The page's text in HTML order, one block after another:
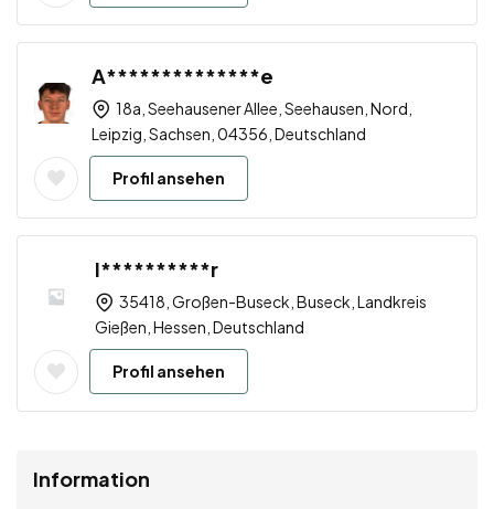
A**************e
18a, Seehausener Allee, Seehausen, Nord,
Leipzig, Sachsen, 04356, Deutschland
Profil ansehen
I**********r
35418, Großen-Buseck, Buseck, Landkreis
Gießen, Hessen, Deutschland
Profil ansehen
Information